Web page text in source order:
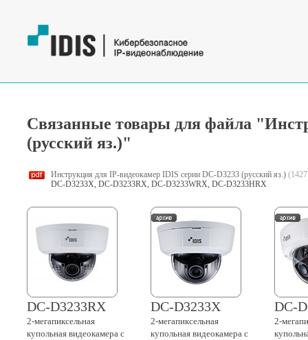
Связанные товары для файла
(русский яз.)"
Инструкция для IP-видеокамер IDIS серии DC-D3233 (русский яз.)
DC-D3233X, DC-D3233RX, DC-D3233WRX, DC-D3233HRX
DC-D3233RX
2-мегапиксельная
купольная видеокамера с
DC-D3233X
2-мегапиксельная
купольная видеокамера с
DC-
2-